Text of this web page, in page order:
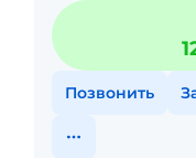
Позвонить